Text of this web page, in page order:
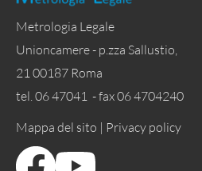
Metrologia Legale
Unioncamere - p.zza Sallustio,
21 00187 Roma
tel. 06 47041 - fax 06 4704240
Mappa del sito | Privacy policy